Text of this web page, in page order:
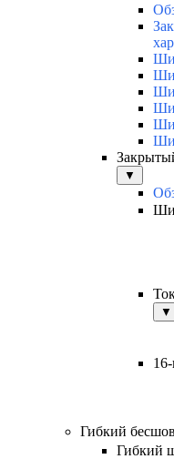
▼
▼
Гибкий
Гибкий